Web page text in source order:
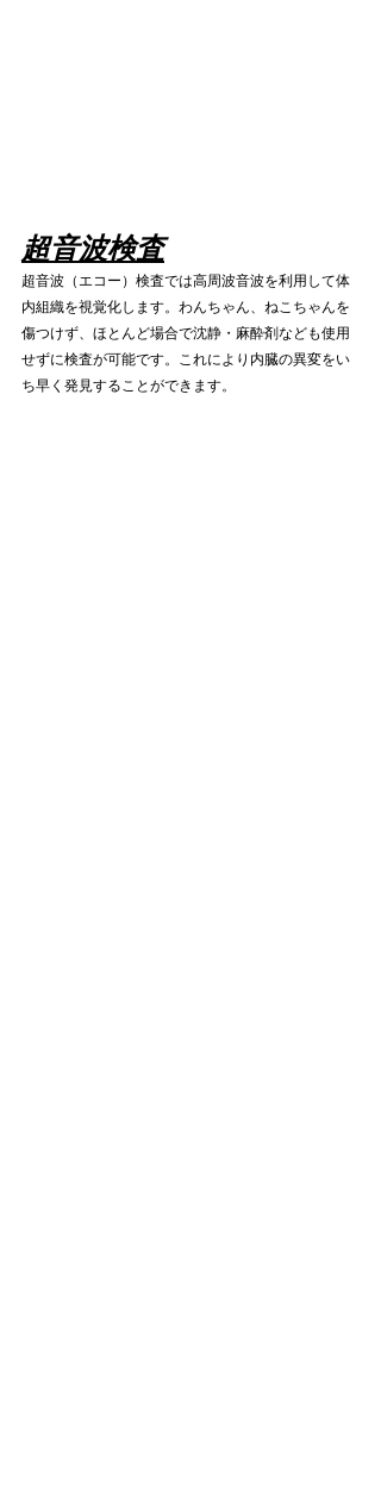
超音波検査
超音波（エコー）検査では高周波音波を利用して体
内組織を視覚化します。わんちゃん、ねこちゃんを
傷つけず、ほとんど場合で沈静・麻酔剤なども使用
せずに検査が可能です。 これにより内臓の異変をい
ち早く発見することができます。